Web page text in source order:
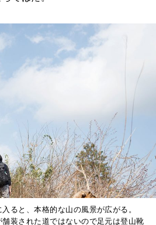
ると、本格的な山の風景が広がる。
装された道ではないので足元は登山靴